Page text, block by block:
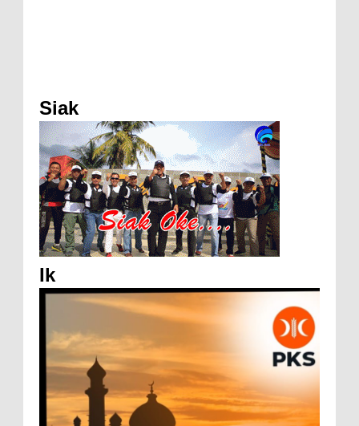
Siak
Ik